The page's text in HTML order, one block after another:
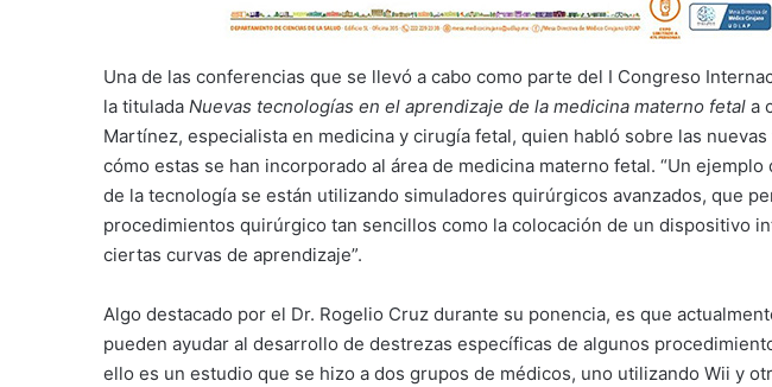
Una de las conferencias que se llevó a cabo como parte del I Congreso
la titulada Nuevas tecnologías en el aprendizaje de la medicina materno fetal a
Martínez, especialista en medicina y cirugía fetal, quien habló sobre las
cómo estas se han incorporado al área de medicina materno fetal. “Un
de la tecnología se están utilizando simuladores quirúrgicos avanzados, que
procedimientos quirúrgico tan sencillos como la colocación de un dispositivo
ciertas curvas de aprendizaje”.
Algo destacado por el Dr. Rogelio Cruz durante su ponencia, es que
pueden ayudar al desarrollo de destrezas específicas de algunos
ello es un estudio que se hizo a dos grupos de médicos, uno utilizando Wii y